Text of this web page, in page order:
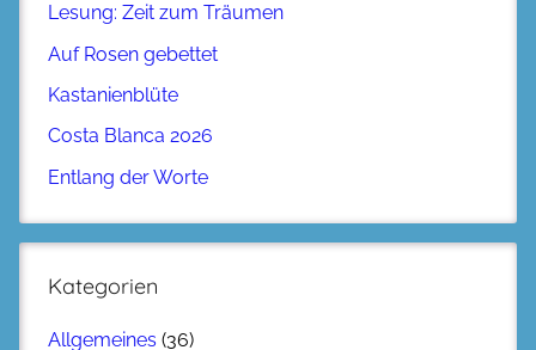
Lesung: Zeit zum Träumen
Auf Rosen gebettet
Kastanienblüte
Costa Blanca 2026
Entlang der Worte
Kategorien
Allgemeines (36)